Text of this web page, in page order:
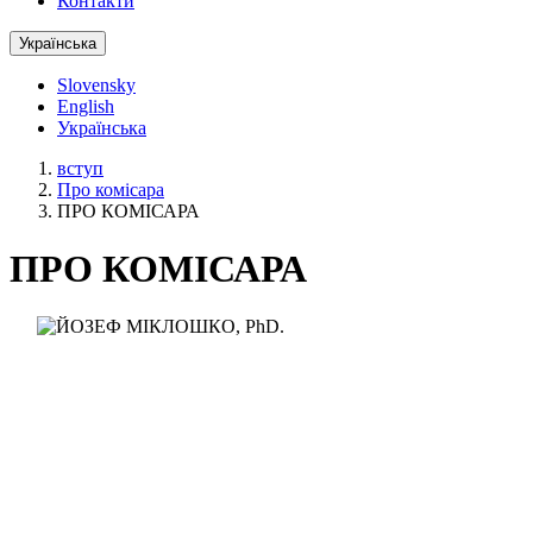
Українська
Slovensky
English
Українська
вступ
Про комісара
ПРО КОМІСАРА
ПРО КОМІСАРА